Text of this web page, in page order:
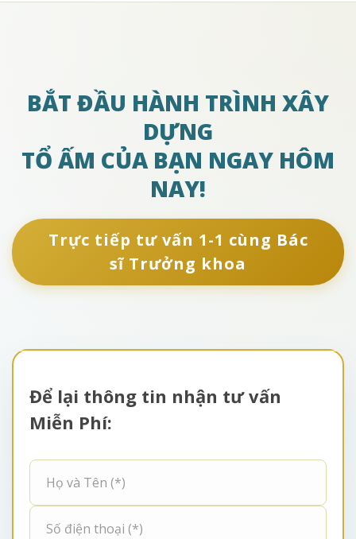
BẮT ĐẦU HÀNH TRÌNH XÂY
DỰNG
TỔ ẤM CỦA BẠN NGAY HÔM
NAY!
Trực tiếp tư vấn 1-1 cùng Bác
sĩ Trưởng khoa
Để lại thông tin nhận tư vấn
Miễn Phí: